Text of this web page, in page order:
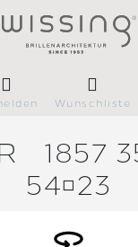
Wunschliste
1857
5423